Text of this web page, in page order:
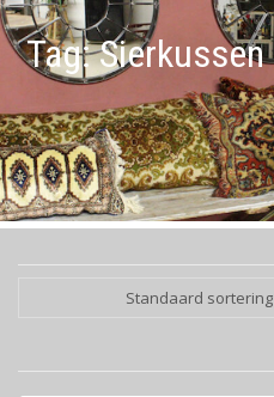
Tag:Sierkussen
Standaard sortering